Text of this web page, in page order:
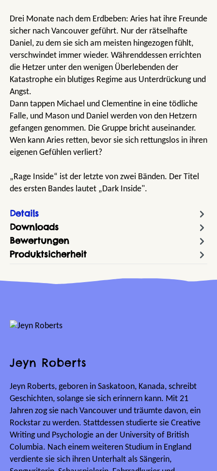
Drei Monate nach dem Erdbeben: Aries hat ihre Freunde
sicher nach Vancouver geführt. Nur der rätselhafte
Daniel, zu dem sie sich am meisten hingezogen fühlt,
verschwindet immer wieder. Währenddessen errichten
die Hetzer unter den wenigen Überlebenden der
Katastrophe ein blutiges Regime aus Unterdrückung und
Angst.
Dann tappen Michael und Clementine in eine tödliche
Falle, und Mason und Daniel werden von den Hetzern
gefangen genommen. Die Gruppe bricht auseinander.
Wen kann Aries retten, bevor sie sich rettungslos in ihren
eigenen Gefühlen verliert?
„Rage Inside“ ist der letzte von zwei Bänden. Der Titel
des ersten Bandes lautet „Dark Inside".
Details
Downloads
Bewertungen
Produktsicherheit
Jeyn Roberts
Jeyn Roberts, geboren in Saskatoon, Kanada, schreibt
Geschichten, solange sie sich erinnern kann. Mit 21
Jahren zog sie nach Vancouver und träumte davon, ein
Rockstar zu werden. Stattdessen studierte sie Creative
Writing und Psychologie an der University of British
Columbia. Nach einem weiteren Studium in England
verdiente sie sich ihren Unterhalt als Sängerin,